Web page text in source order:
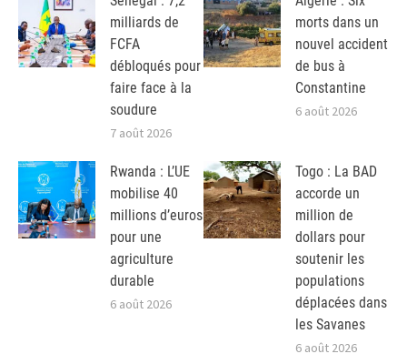
milliards de
FCFA
débloqués pour
faire face à la
soudure
7 août 2026
morts dans un
nouvel accident
de bus à
Constantine
6 août 2026
Rwanda : L’UE
mobilise 40
millions d’euros
pour une
agriculture
durable
6 août 2026
Togo : La BAD
accorde un
million de
dollars pour
soutenir les
populations
déplacées dans
les Savanes
6 août 2026